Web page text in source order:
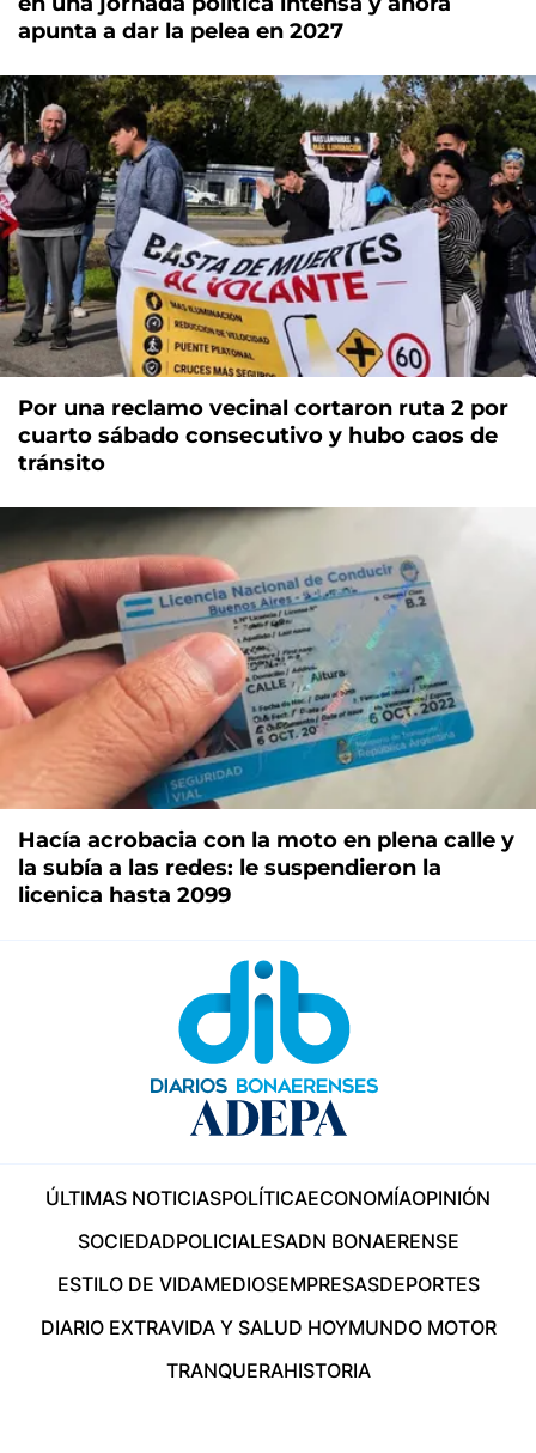
apunta a dar la pelea en 2027
Por una reclamo vecinal cortaron ruta 2 por
cuarto sábado consecutivo y hubo caos de
tránsito
Hacía acrobacia con la moto en plena calle y
la subía a las redes: le suspendieron la
licenica hasta 2099
ÚLTIMAS NOTICIASPOLÍTICAECONOMÍAOPINIÓN
SOCIEDADPOLICIALESADN BONAERENSE
ESTILO DE VIDAMEDIOSEMPRESASDEPORTES
DIARIO EXTRAVIDA Y SALUD HOYMUNDO MOTOR
TRANQUERAHISTORIA